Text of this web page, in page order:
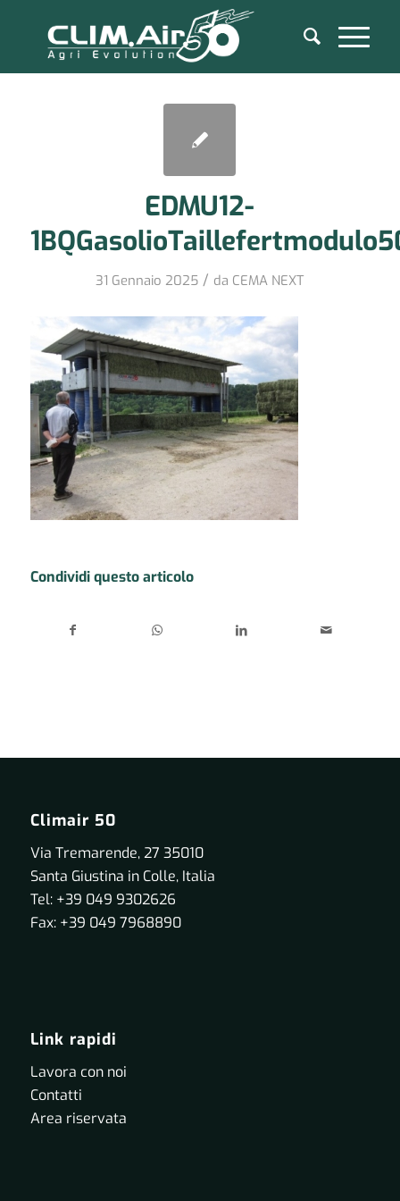
EDMU12-
31 Gennaio 2025 / da CEMA NEXT
Condividi questo articolo
Climair 50
Via Tremarende, 27 35010
Santa Giustina in Colle, Italia
Tel: +39 049 9302626
Fax: +39 049 7968890
Link rapidi
Lavora con noi
Contatti
Area riservata